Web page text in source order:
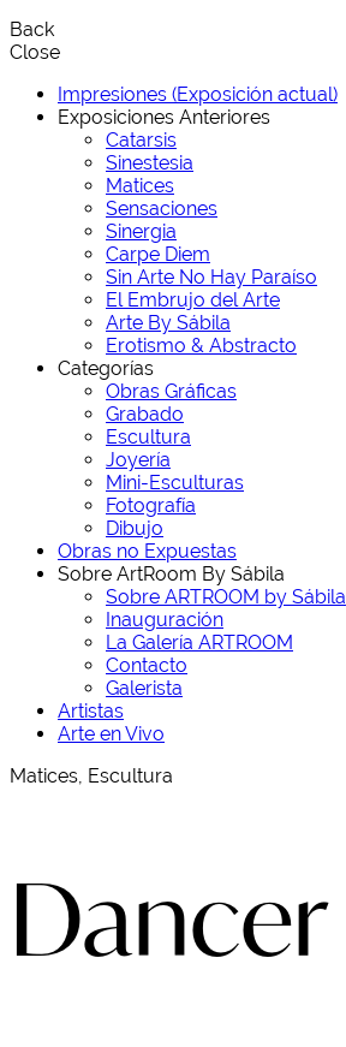
Back
Close
Impresiones (Exposición actual)
Exposiciones Anteriores
Catarsis
Sinestesia
Matices
Sensaciones
Sinergia
Carpe Diem
Sin Arte No Hay Paraíso
El Embrujo del Arte
Arte By Sábila
Erotismo & Abstracto
Categorías
Obras Gráficas
Grabado
Escultura
Joyería
Mini-Esculturas
Fotografía
Dibujo
Obras no Expuestas
Sobre ArtRoom By Sábila
Sobre ARTROOM by Sábila
Inauguración
La Galería ARTROOM
Contacto
Galerista
Artistas
Arte en Vivo
Matices, Escultura
Dancer